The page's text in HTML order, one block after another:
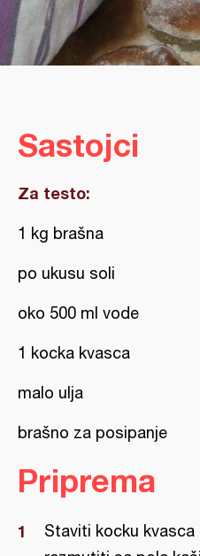
Sastojci
Za testo:
1 kg brašna
po ukusu soli
oko 500 ml vode
1 kocka kvasca
malo ulja
brašno za posipanje
Priprema
Staviti kocku